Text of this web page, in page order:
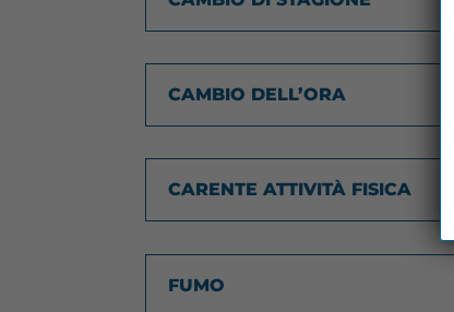
CAMBIO DELL’ORA
CARENTE ATTIVITÀ FISICA
FUMO